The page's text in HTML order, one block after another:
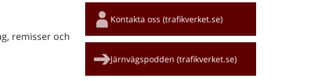
remisser och
Snabblänkar
Kontakta oss (trafikverket.se)
Järnvägspodden (trafikverket.se)